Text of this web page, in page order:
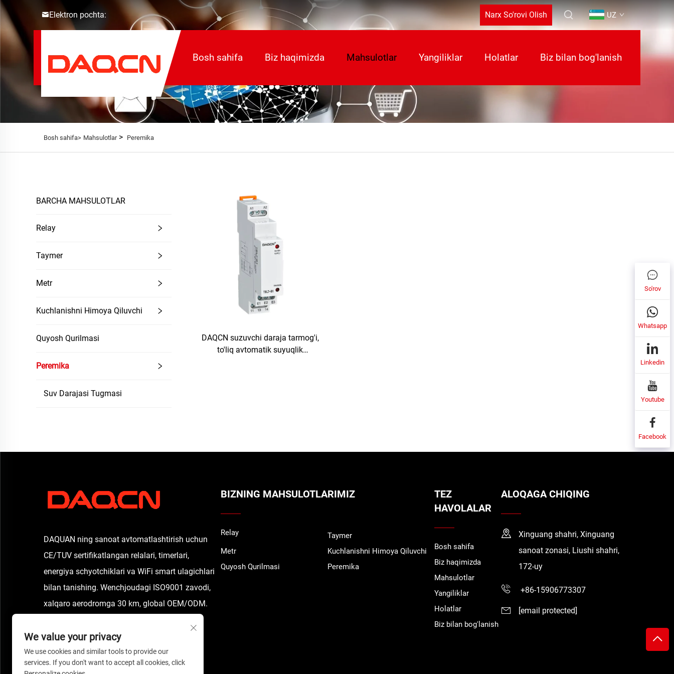
Elektron pochta: Narx So'rovi Olish UZ
Bosh sahifa Biz haqimizda Mahsulotlar Yangiliklar Holatlar Biz bilan bog'lanish
Bosh sahifa> Mahsulotlar> Peremika
BARCHA MAHSULOTLAR
Relay
Taymer
Metr
Kuchlanishni Himoya Qiluvchi
Quyosh Qurilmasi
Peremika
Suv Darajasi Tugmasi
DAQCN suzuvchi daraja tarmog'i,
to'liq avtomatik suyuqlik
So'rov
Whatsapp
Linkedin
Youtube
Facebook
DAQUAN ning sanoat avtomatlashtirish uchun
CE/TUV sertifikatlangan relalari, timerlari,
energiya schyotchiklari va WiFi smart ulagichlari
bilan tanishing. Wenchjoudagi ISO9001 zavodi,
xalqaro aerodromga 30 km, global OEM/ODM.
BIZNING MAHSULOTLARIMIZ
Relay
Taymer
Metr
Kuchlanishni Himoya Qiluvchi
Quyosh Qurilmasi
Peremika
TEZ
HAVOLALAR
Bosh sahifa
Biz haqimizda
Mahsulotlar
Yangiliklar
Holatlar
Biz bilan bog'lanish
ALOQAGA CHIQING
Xinguang shahri, Xinguang
sanoat zonasi, Liushi shahri,
172-uy
+86-15906773307
[email protected]
We value your privacy
We use cookies and similar tools to provide our
services. If you don't want to accept all cookies, click